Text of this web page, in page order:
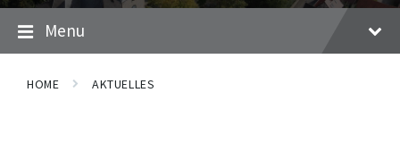
Menu
HOME AKTUELLES